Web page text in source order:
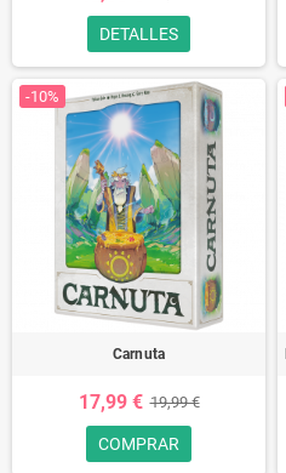
DETALLES
-10%
Carnuta
17,99 € 19,99 €
COMPRAR